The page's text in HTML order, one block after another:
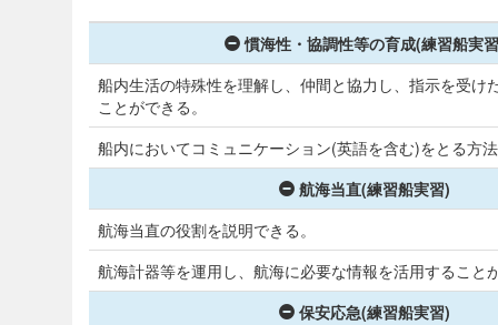
慣海性・協調性等の育成(練習船実
船内生活の特殊性を理解し、仲間と協力し、指示を受け
ことができる。
船内においてコミュニケーション(英語を含む)をとる方
航海当直(練習船実習)
航海当直の役割を説明できる。
航海計器等を運用し、航海に必要な情報を活用すること
保安応急(練習船実習)